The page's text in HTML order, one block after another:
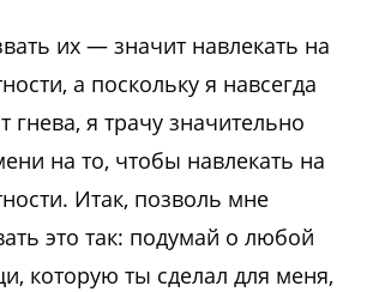
их — значит навлекать на
а поскольку я навсегда
гнева, я трачу значительно
на то, чтобы навлекать на
Итак, позволь мне
это так: подумай о любой
которую ты сделал для меня,